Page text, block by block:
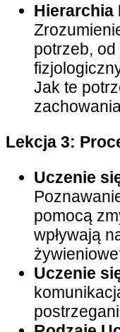
Hierarchia
potrzeb,
Jak te
Lekcja 3:
Uczenie
pomocą
wpływają
Uczenie